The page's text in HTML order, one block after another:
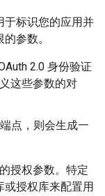
于标识您的应用并
参数。
2.0 身份验证
这些参数的对
点，则会生成一
授权参数。特定
或授权库来配置用